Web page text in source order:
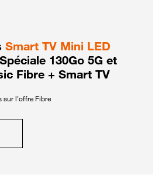
Smart TV Mini LED
130Go 5G et
Fibre + Smart TV
sur l'offre Fibre